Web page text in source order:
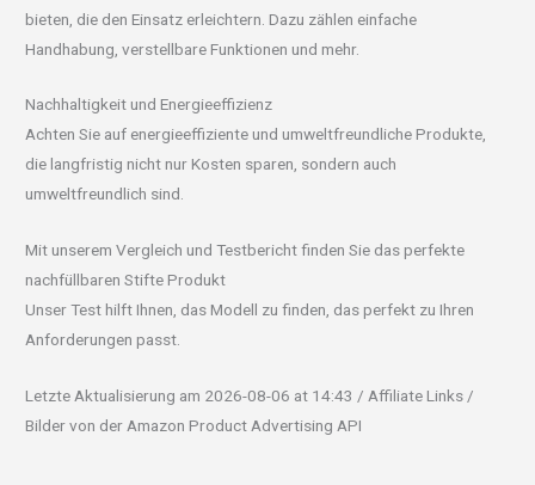
bieten, die den Einsatz erleichtern. Dazu zählen einfache
Handhabung, verstellbare Funktionen und mehr.
Nachhaltigkeit und Energieeffizienz
Achten Sie auf energieeffiziente und umweltfreundliche Produkte,
die langfristig nicht nur Kosten sparen, sondern auch
umweltfreundlich sind.
Mit unserem Vergleich und Testbericht finden Sie das perfekte
nachfüllbaren Stifte Produkt
Unser Test hilft Ihnen, das Modell zu finden, das perfekt zu Ihren
Anforderungen passt.
Letzte Aktualisierung am 2026-08-06 at 14:43 / Affiliate Links /
Bilder von der Amazon Product Advertising API